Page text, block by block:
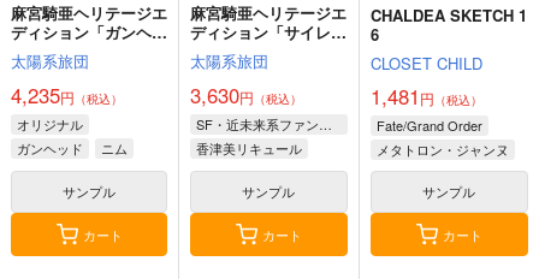
8月2日掲載 8月2日掲載
7月31日掲載
麻宮騎亜ヘリテージエ
ディション「ガンヘッ
ド」上巻
太陽系旅団
4,235円 （税込）
オリジナル
ガンヘッド
ニム
ブルックリン
サンプル
カート
麻宮騎亜ヘリテージエ
ディション「サイレン
トメビウス」03 キデ
ィ編
太陽系旅団
3,630円 （税込）
SF・近未来系ファンタジー
香津美リキュール
キディ
サンプル
カート
CHALDEA SKETCH 1
6
CLOSET CHILD
1,481 円 （税込）
Fate/Grand Order
メタトロン・ジャンヌ
リリス
サンプル
カート